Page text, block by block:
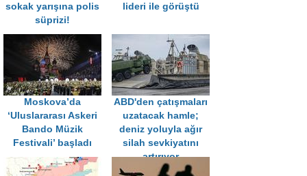
sokak yarışına polis
süprizi!
lideri ile görüştü
Moskova’da
‘Uluslararası Askeri
Bando Müzik
Festivali’ başladı
ABD'den çatışmaları
uzatacak hamle;
deniz yoluyla ağır
silah sevkiyatını
artırıyor